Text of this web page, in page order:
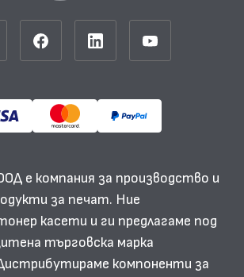
е компания за производство и
за печат. Ние
касети и ги предлагаме под
търговска марка
Дистрибутираме компоненти за